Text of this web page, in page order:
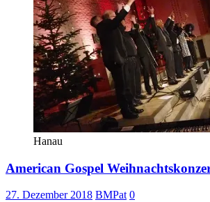
Hanau
American Gospel
27. Dezember 2018 BMPat 0